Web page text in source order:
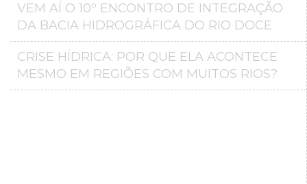
VEM AÍ O 10º ENCONTRO DE INTEGRAÇÃO
DA BACIA HIDROGRÁFICA DO RIO DOCE
CRISE HÍDRICA: POR QUE ELA ACONTECE
MESMO EM REGIÕES COM MUITOS RIOS?